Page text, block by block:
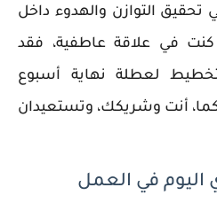
التوازن والهدوء داخل
في علاقة عاطفية، فقد
لعطلة نهاية أسبوع
أنت وشريكك، وتستعيدان
اليوم في العمل